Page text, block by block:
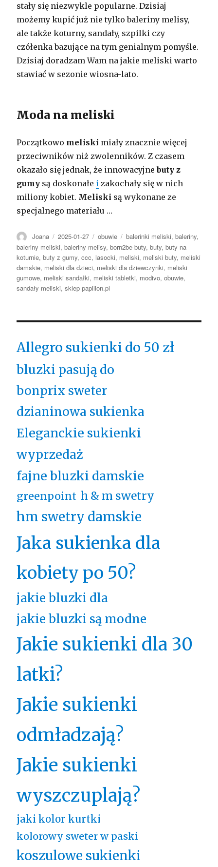
stały się niezwykle popularne. Dzisiaj
możemy kupić już nie tylko baleriny melisy,
ale także koturny, sandały, szpilki czy
czółenka bazujące na tym genialnym pomyśle.
Dzisiaj doradzam Wam na jakie meliski warto
stawiać w sezonie wiosna-lato.
Moda na meliski
Początkowo meliski miały znacznie więcej
przeciwników niż zwolenników. Z czasem
okazało się jednak, że innowacyjne buty z
gumy są doskonałe i zakochały się w nich
miliony kobiet. Meliski są wykonane ze
specjalnego materiału …
Autor
Joana Opublikowano
2025-01-27 Kategorie
obuwie Tagi
balerinki meliski,baleriny,
baleriny meliski,baleriny melisy,born2be buty,buty,buty na
koturnie,buty z gumy,ccc, lasocki, meliski, meliski buty, meliski
damskie, meliski dla dzieci, meliski dla dziewczynki, meliski
gumowe, meliski sandałki, meliski tabletki, modivo,obuwie,
sandały meliski,sklep papilion.pl
Allegro sukienki do 50 zł
bluzki pasują do
bonprix sweter
dzianinowa sukienka
Eleganckie sukienki
wyprzedaż
fajne bluzki damskie
greenpoint h & m swetry
hm swetry damskie
Jaka sukienka dla
kobiety po 50?
jakie bluzki dla
jakie bluzki są modne
Jakie sukienki dla 30
latki?
Jakie sukienki
odmładzają?
Jakie sukienki
wyszczuplają?
jaki kolor kurtki
kolorowy sweter w paski
koszulowe sukienki